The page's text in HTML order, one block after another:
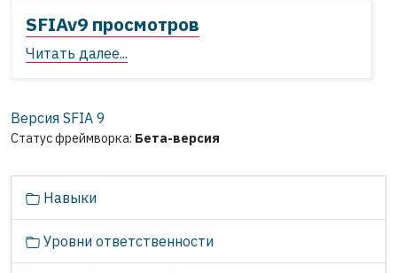
SFIAv9 просмотров
Читать далее...
Версия SFIA 9
Статус фреймворка: Бета-версия
Навыки
Уровни ответственности